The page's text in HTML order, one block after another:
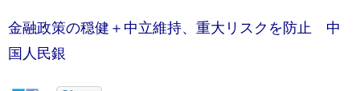
金融政策の穏健＋中立維持、重大リスクを防止 中
国人民銀